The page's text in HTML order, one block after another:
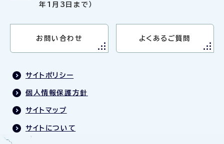
年1月3日まで）
お問い合わせ よくあるご質問
サイトポリシー
個人情報保護方針
サイトマップ
サイトについて